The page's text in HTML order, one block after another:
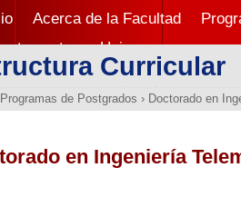
Acerca de la Facultad
Unicauca
Curricular
Programas de Postgrados › Doctorado en
en Ingeniería